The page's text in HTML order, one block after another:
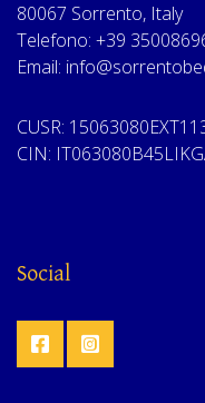
80067 Sorrento, Italy
Telefono: +39
Email:
CUSR:
CIN:
Social